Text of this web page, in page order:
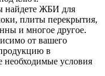
найдете ЖБИ для
плиты перекрытия,
и многое другое.
от вашего
в
необходимые условия